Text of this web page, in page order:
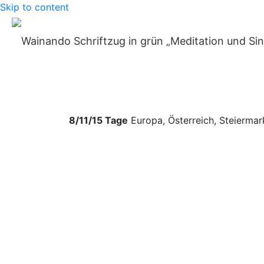
Skip to content
Home
Ayurveda
8/11/15 Tage Europa, Österreich,